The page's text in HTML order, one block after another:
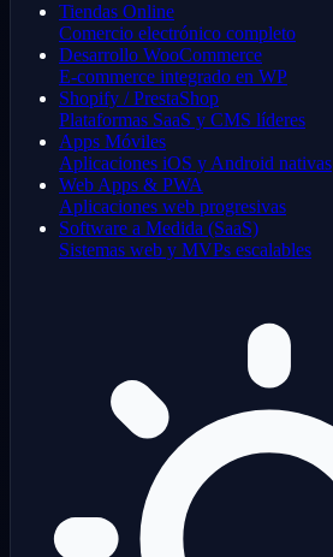
Tiendas Online
Comercio electrónico completo
Desarrollo WooCommerce
E-commerce integrado en WP
Shopify / PrestaShop
Plataformas SaaS y CMS líderes
Apps Móviles
Aplicaciones iOS y Android nativas
Web Apps & PWA
Aplicaciones web progresivas
Software a Medida (SaaS)
Sistemas web y MVPs escalables